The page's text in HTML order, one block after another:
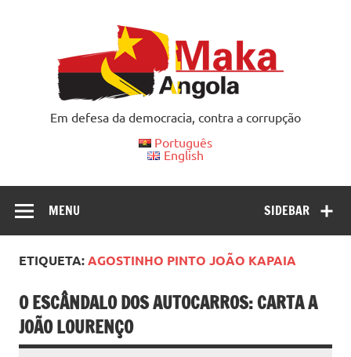
Em defesa da democracia, contra a corrupção
Português
English
SIDEBAR
MENU
ETIQUETA:AGOSTINHO PINTO JOÃO KAPAIA
O ESCÂNDALO DOS AUTOCARROS: CARTA A
JOÃO LOURENÇO